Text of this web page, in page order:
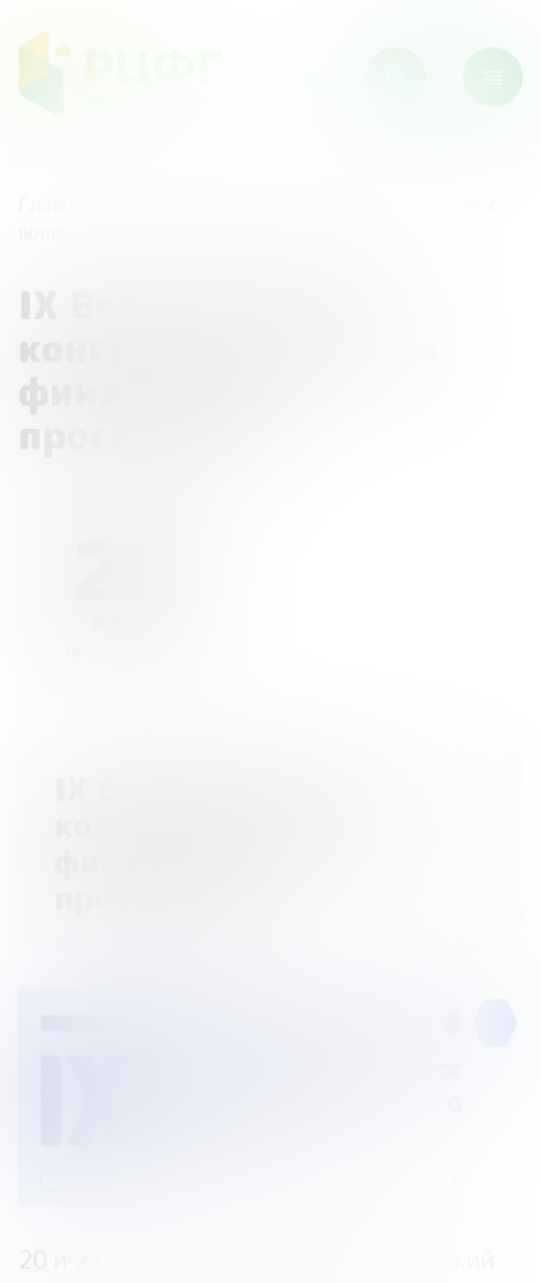
IX Всероссийский
конгресс волонтеров
финансового
просвещения
20 и 21 июня